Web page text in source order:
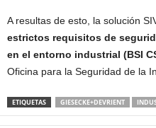
A resultas de esto, la solución
estrictos requisitos de
en el entorno industrial (BSI
Oficina para la Seguridad de la
ETIQUETAS GIESECKE+DEVRIENT